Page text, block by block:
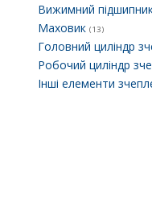
Вижимний
Маховик (13)
Головний циліндр
Робочий циліндр
Інші елементи